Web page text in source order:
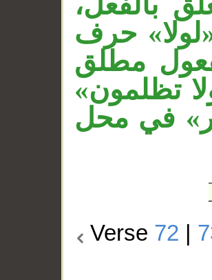
حرف
مطلق
تظلمون»
في محل
Verse 72